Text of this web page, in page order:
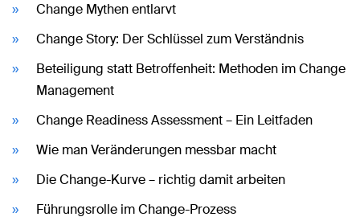
Change Mythen entlarvt
Change Story: Der Schlüssel zum Verständnis
Beteiligung statt Betroffenheit: Methoden im Change
Management
Change Readiness Assessment – Ein Leitfaden
Wie man Veränderungen messbar macht
Die Change-Kurve – richtig damit arbeiten
Führungsrolle im Change-Prozess